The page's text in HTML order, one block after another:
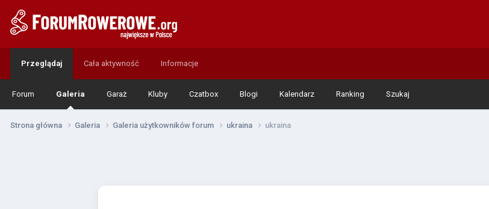
Przeglądaj
Forum Galeria Garaż Kluby Czatbox Blogi Kalendarz Ranking Szukaj
Cała aktywność Informacje
Strona główna Galeria Galeria użytkowników forum ukraina ukraina